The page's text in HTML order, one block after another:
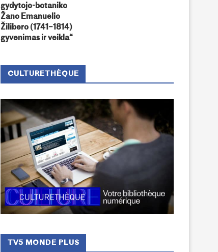
gydytojo-botaniko
Žano Emanuelio
Žilibero (1741–1814)
gyvenimas ir veikla“
CULTURETHÈQUE
TV5 MONDE PLUS